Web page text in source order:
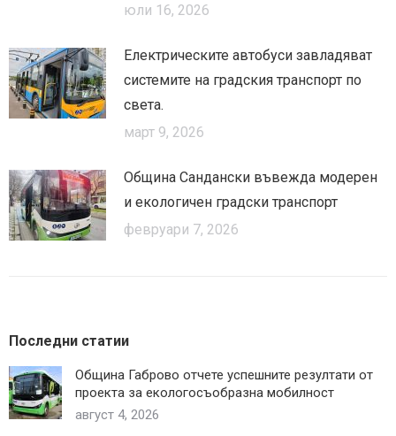
юли 16, 2026
Електрическите автобуси завладяват
системите на градския транспорт по
света.
март 9, 2026
Община Сандански въвежда модерен
и екологичен градски транспорт
февруари 7, 2026
Последни статии
Община Габрово отчете успешните резултати от
проекта за екологосъобразна мобилност
август 4, 2026